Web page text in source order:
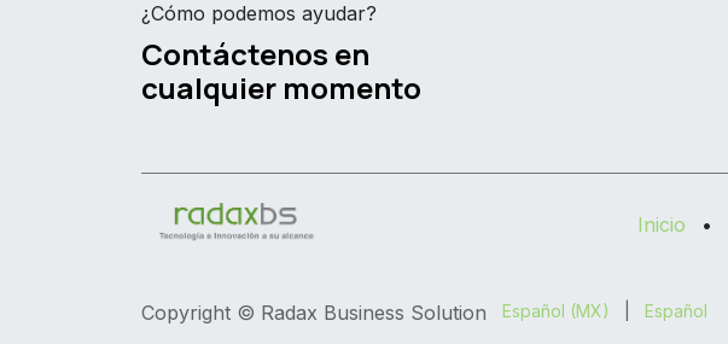
¿Cómo podemos ayudar?
Contáctenos en
cualquier momento
Inicio •
Copyright © Radax Business Solution Español (MX) Español